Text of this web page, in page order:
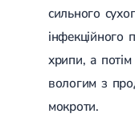
сильного
інфекційного
хрипи, а
вологим з
мокроти.